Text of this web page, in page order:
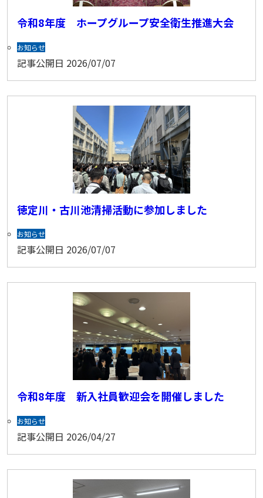
令和8年度 ホープグループ安全衛生推進大会
お知らせ
記事公開日 2026/07/07
徳定川・古川池清掃活動に参加しました
お知らせ
記事公開日 2026/07/07
令和8年度 新入社員歓迎会を開催しました
お知らせ
記事公開日 2026/04/27